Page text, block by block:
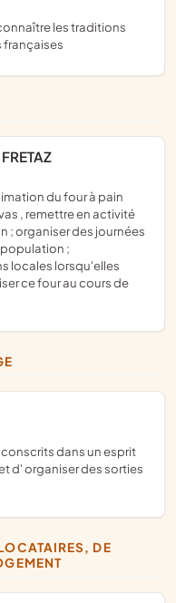
, remettre en activité
; organiser des journées
population ;
locales lorsqu'elles
ce four au cours de
d' organiser des sorties